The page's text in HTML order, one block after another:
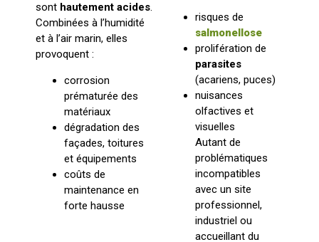
sont hautement acides.
Combinées à l’humidité
et à l’air marin, elles
provoquent :
corrosion
prématurée des
matériaux
dégradation des
façades, toitures
et équipements
coûts de
maintenance en
forte hausse
risques de
salmonellose
prolifération de
parasites
(acariens, puces)
nuisances
olfactives et
visuelles
Autant de
problématiques
incompatibles
avec un site
professionnel,
industriel ou
accueillant du